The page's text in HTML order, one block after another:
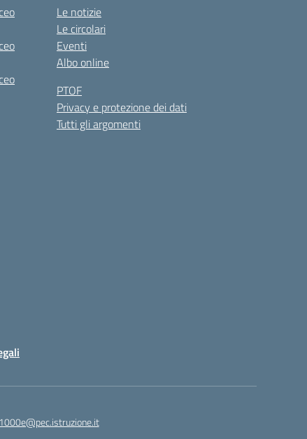
Le notizie
Le circolari
Eventi
Albo online
PTOF
Privacy e protezione dei dati
Tutti gli argomenti